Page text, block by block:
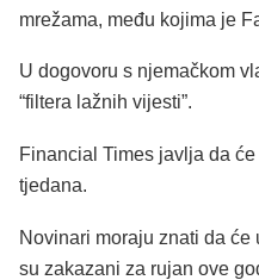
mrežama, među kojima je
U dogovoru s njemačkom
“filtera lažnih vijesti”.
Financial Times javlja da
tjedana.
Novinari moraju znati da
su zakazani za rujan ove